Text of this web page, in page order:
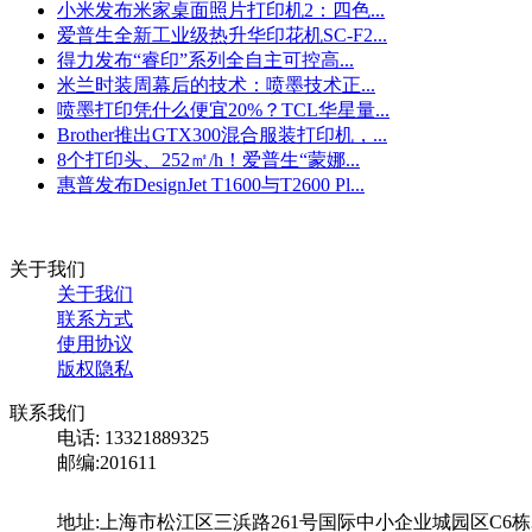
小米发布米家桌面照片打印机2：四色...
爱普生全新工业级热升华印花机SC-F2...
得力发布“睿印”系列全自主可控高...
米兰时装周幕后的技术：喷墨技术正...
喷墨打印凭什么便宜20%？TCL华星量...
Brother推出GTX300混合服装打印机，...
8个打印头、252㎡/h！爱普生“蒙娜...
惠普发布DesignJet T1600与T2600 Pl...
关于我们
关于我们
联系方式
使用协议
版权隐私
联系我们
电话: 13321889325
邮编:201611
地址:上海市松江区三浜路261号国际中小企业城园区C6